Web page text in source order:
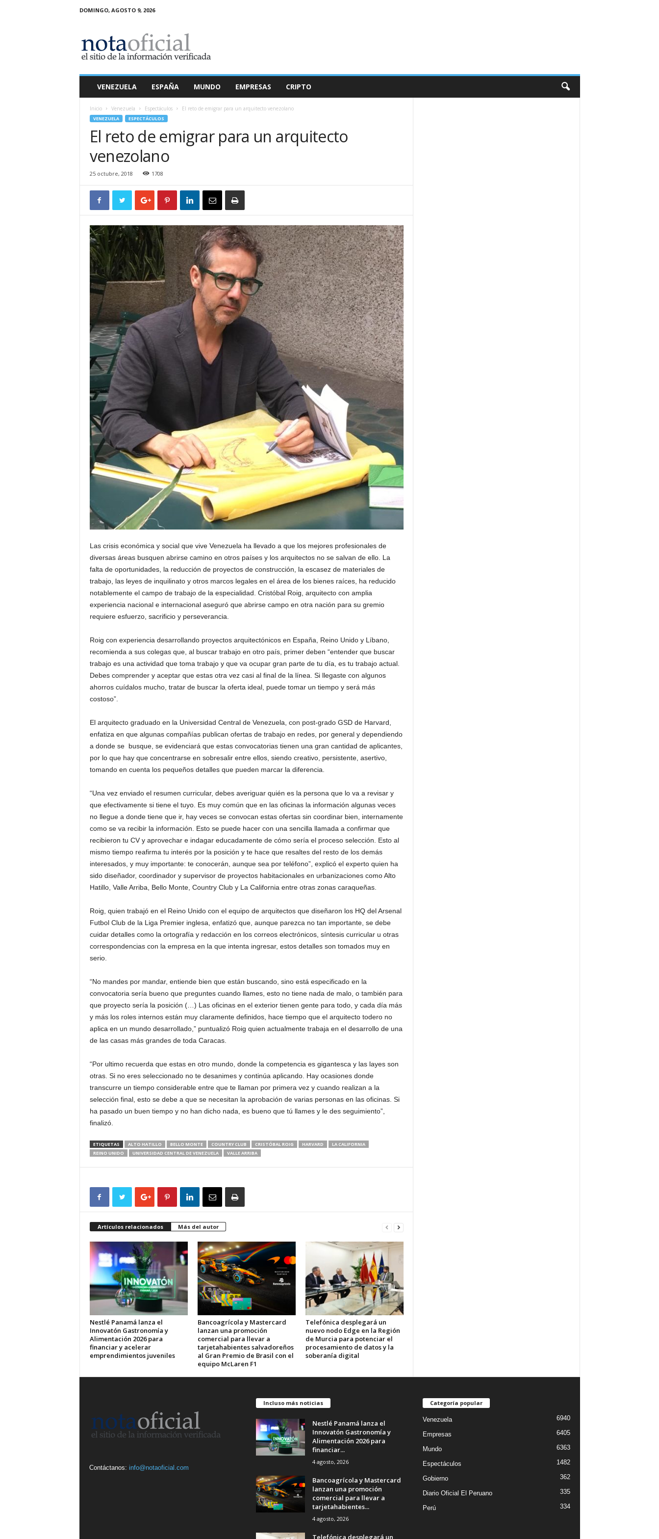
DOMINGO, AGOSTO 9, 2026
a
O
VENEZUELA ESPAÑA MUNDO EMPRESAS CRIPTO
Inicio Venezuela Espectáculos El reto de emigrar para un arquitecto venezolano
VENEZUELA ESPECTÁCULOS
El reto de emigrar para un arquitecto
venezolano
25 octubre, 2018 1708
Las crisis económica y social que vive Venezuela ha llevado a que los mejores profesionales de
diversas áreas busquen abrirse camino en otros países y los arquitectos no se salvan de ello. La
falta de oportunidades, la reducción de proyectos de construcción, la escasez de materiales de
trabajo, las leyes de inquilinato y otros marcos legales en el área de los bienes raíces, ha reducido
notablemente el campo de trabajo de la especialidad. Cristóbal Roig, arquitecto con amplia
experiencia nacional e internacional aseguró que abrirse campo en otra nación para su gremio
requiere esfuerzo, sacrificio y perseverancia.
Roig con experiencia desarrollando proyectos arquitectónicos en España, Reino Unido y Líbano,
recomienda a sus colegas que, al buscar trabajo en otro país, primer deben “entender que buscar
trabajo es una actividad que toma trabajo y que va ocupar gran parte de tu día, es tu trabajo actual.
Debes comprender y aceptar que estas otra vez casi al final de la línea. Si llegaste con algunos
ahorros cuídalos mucho, tratar de buscar la oferta ideal, puede tomar un tiempo y será más
costoso”.
El arquitecto graduado en la Universidad Central de Venezuela, con post-grado GSD de Harvard,
enfatiza en que algunas compañías publican ofertas de trabajo en redes, por general y dependiendo
a donde se busque, se evidenciará que estas convocatorias tienen una gran cantidad de aplicantes,
por lo que hay que concentrarse en sobresalir entre ellos, siendo creativo, persistente, asertivo,
tomando en cuenta los pequeños detalles que pueden marcar la diferencia.
“Una vez enviado el resumen curricular, debes averiguar quién es la persona que lo va a revisar y
que efectivamente si tiene el tuyo. Es muy común que en las oficinas la información algunas veces
no llegue a donde tiene que ir, hay veces se convocan estas ofertas sin coordinar bien, internamente
como se va recibir la información. Esto se puede hacer con una sencilla llamada a confirmar que
recibieron tu CV y aprovechar e indagar educadamente de cómo sería el proceso selección. Esto al
mismo tiempo reafirma tu interés por la posición y te hace que resaltes del resto de los demás
interesados, y muy importante: te conocerán, aunque sea por teléfono”, explicó el experto quien ha
sido diseñador, coordinador y supervisor de proyectos habitacionales en urbanizaciones como Alto
Hatillo, Valle Arriba, Bello Monte, Country Club y La California entre otras zonas caraqueñas.
Roig, quien trabajó en el Reino Unido con el equipo de arquitectos que diseñaron los HQ del Arsenal
Futbol Club de la Liga Premier inglesa, enfatizó que, aunque parezca no tan importante, se debe
cuidar detalles como la ortografía y redacción en los correos electrónicos, síntesis curricular u otras
correspondencias con la empresa en la que intenta ingresar, estos detalles son tomados muy en
serio.
“No mandes por mandar, entiende bien que están buscando, sino está especificado en la
convocatoria sería bueno que preguntes cuando llames, esto no tiene nada de malo, o también para
que proyecto sería la posición (…) Las oficinas en el exterior tienen gente para todo, y cada día más
y más los roles internos están muy claramente definidos, hace tiempo que el arquitecto todero no
aplica en un mundo desarrollado,” puntualizó Roig quien actualmente trabaja en el desarrollo de una
de las casas más grandes de toda Caracas.
“Por ultimo recuerda que estas en otro mundo, donde la competencia es gigantesca y las layes son
otras. Si no eres seleccionado no te desanimes y continúa aplicando. Hay ocasiones donde
transcurre un tiempo considerable entre que te llaman por primera vez y cuando realizan a la
selección final, esto se debe a que se necesitan la aprobación de varias personas en las oficinas. Si
ha pasado un buen tiempo y no han dicho nada, es bueno que tú llames y le des seguimiento”,
finalizó.
ETIQUETAS ALTO HATILLO BELLO MONTE COUNTRY CLUB CRISTÓBAL ROIG HARVARD
LA CALIFORNIA
REINO UNIDO
UNIVERSIDAD CENTRAL DE VENEZUELA VALLE ARRIBA
Artículos relacionados Más del autor
Nestlé Panamá lanza el
Innovatón Gastronomía y
Alimentación 2026 para
financiar y acelerar
emprendimientos juveniles
Bancoagrícola y Mastercard
lanzan una promoción
comercial para llevar a
tarjetahabientes salvadoreños
al Gran Premio de Brasil con el
equipo McLaren F1
Telefónica desplegará un
nuevo nodo Edge en la Región
de Murcia para potenciar el
procesamiento de datos y la
soberanía digital
Contáctanos: info@notaoficial.com
Incluso más noticias
Nestlé Panamá lanza el
Innovatón Gastronomía y
Alimentación 2026 para
financiar...
4 agosto, 2026
Bancoagrícola y Mastercard
lanzan una promoción
comercial para llevar a
tarjetahabientes...
4 agosto, 2026
Telefónica desplegará un
Categoría popular
Venezuela 6940
Empresas 6405
Mundo 6363
Espectáculos 1482
Gobierno 362
Diario Oficial El Peruano 335
Perú 334